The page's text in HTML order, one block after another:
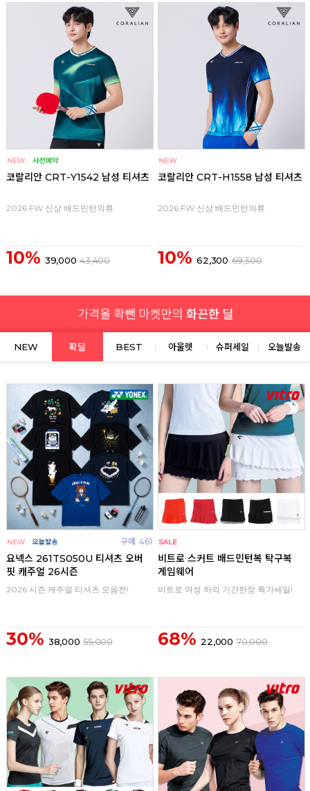
코랄리안 CRT-Y1542 남성 티셔츠
2026 FW 신상 배드민턴의류
10% 39,000 43,400
코랄리안 CRT-H1558 남성 티셔츠
2026 FW 신상 배드민턴의류
10% 62,300 69,300
NEW 확딜 BEST 아울렛 슈퍼세일 오늘발송
구매 461
요넥스 261TS050U 티셔츠 오버
핏 캐주얼 26시즌
2026 시즌 캐주얼 티셔츠 모음전!
30% 38,000 55,000
비트로 스커트 배드민턴복 탁구복
게임웨어
비트로 여성 하의 기간한정 특가세일!
68% 22,000 70,000